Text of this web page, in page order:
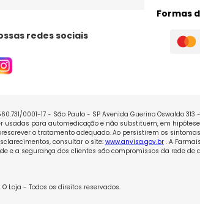
redes sociais
Formas
0001-17 - São Paulo - SP Avenida Guerino Oswaldo
usadas para automedicação e não substituem, em
o tratamento adequado. Ao persistirem os
consultar o site:www.anvisa.gov.br . A
e a segurança dos clientes são compromissos da rede
Loja - Todos os direitos reservados.